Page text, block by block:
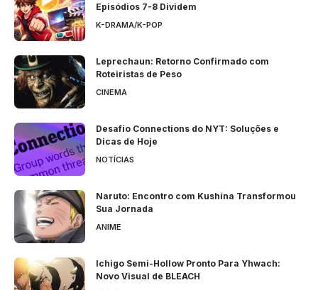
Episódios 7-8 Dividem
K-DRAMA/K-POP
Leprechaun: Retorno Confirmado com
Roteiristas de Peso
CINEMA
Desafio Connections do NYT: Soluções e
Dicas de Hoje
NOTÍCIAS
Naruto: Encontro com Kushina Transformou
Sua Jornada
ANIME
Ichigo Semi-Hollow Pronto Para Yhwach:
Novo Visual de BLEACH